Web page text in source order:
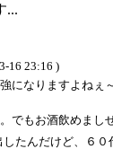
...
16 23:16 )
なりますよね
もお酒飲めまし
たんだけど、６